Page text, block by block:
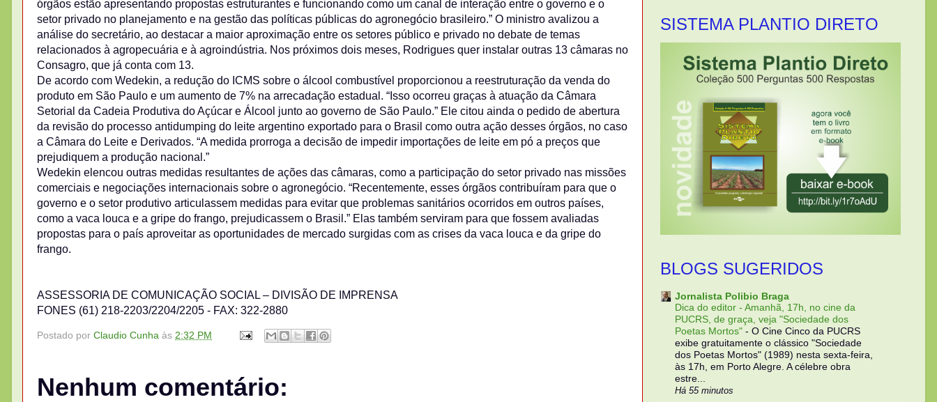
órgãos estão apresentando propostas estruturantes e funcionando como um canal de interação entre o governo e o
setor privado no planejamento e na gestão das políticas públicas do agronegócio brasileiro.” O ministro avalizou a
análise do secretário, ao destacar a maior aproximação entre os setores público e privado no debate de temas
relacionados à agropecuária e à agroindústria. Nos próximos dois meses, Rodrigues quer instalar outras 13 câmaras no
Consagro, que já conta com 13.
De acordo com Wedekin, a redução do ICMS sobre o álcool combustível proporcionou a reestruturação da venda do
produto em São Paulo e um aumento de 7% na arrecadação estadual. “Isso ocorreu graças à atuação da Câmara
Setorial da Cadeia Produtiva do Açúcar e Álcool junto ao governo de São Paulo.” Ele citou ainda o pedido de abertura
da revisão do processo antidumping do leite argentino exportado para o Brasil como outra ação desses órgãos, no caso
a Câmara do Leite e Derivados. “A medida prorroga a decisão de impedir importações de leite em pó a preços que
prejudiquem a produção nacional.”
Wedekin elencou outras medidas resultantes de ações das câmaras, como a participação do setor privado nas missões
comerciais e negociações internacionais sobre o agronegócio. “Recentemente, esses órgãos contribuíram para que o
governo e o setor produtivo articulassem medidas para evitar que problemas sanitários ocorridos em outros países,
como a vaca louca e a gripe do frango, prejudicassem o Brasil.” Elas também serviram para que fossem avaliadas
propostas para o país aproveitar as oportunidades de mercado surgidas com as crises da vaca louca e da gripe do
frango.
ASSESSORIA DE COMUNICAÇÃO SOCIAL – DIVISÃO DE IMPRENSA
FONES (61) 218-2203/2204/2205 - FAX: 322-2880
Postado por Claudio Cunha às 2:32 PM
Nenhum comentário:
SISTEMA PLANTIO DIRETO
BLOGS SUGERIDOS
Jornalista Polibio Braga
Dica do editor - Amanhã, 17h, no cine da
PUCRS, de graça, veja "Sociedade dos
Poetas Mortos" - O Cine Cinco da PUCRS
exibe gratuitamente o clássico "Sociedade
dos Poetas Mortos" (1989) nesta sexta-feira,
às 17h, em Porto Alegre. A célebre obra
estre...
Há 55 minutos